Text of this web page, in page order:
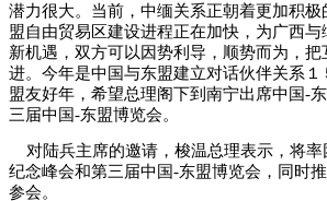
潜力很大。当前，中缅关系正朝着更加积
盟自由贸易区建设进程正在加快，为广西
新机遇，双方可以因势利导，顺势而为，
进。今年是中国与东盟建立对话伙伴关系
盟友好年，希望总理阁下到南宁出席中国-
三届中国-东盟博览会。
对陆兵主席的邀请，梭温总理表示，将率
纪念峰会和第三届中国-东盟博览会，同时
参会。